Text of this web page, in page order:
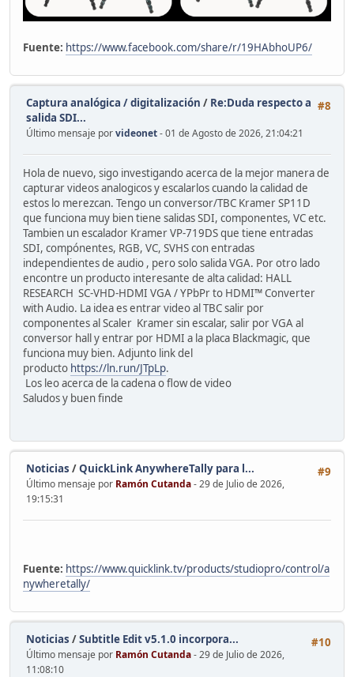
Fuente: https://www.facebook.com/share/r/19HAbhoUP6/
#8
Captura analógica / digitalización / Re:Duda respecto a
salida SDI...
Último mensaje porvideonet- 01 de Agosto de 2026, 21:04:21
Hola de nuevo, sigo investigando acerca de la mejor manera de
capturar videos analogicos y escalarlos cuando la calidad de
estos lo merezcan. Tengo un conversor/TBC Kramer SP11D
que funciona muy bien tiene salidas SDI, componentes, VC etc.
Tambien un escalador Kramer VP-719DS que tiene entradas
SDI, compónentes, RGB, VC, SVHS con entradas
independientes de audio , pero solo salida VGA. Por otro lado
encontre un producto interesante de alta calidad: HALL
RESEARCH SC-VHD-HDMI VGA / YPbPr to HDMI™ Converter
with Audio. La idea es entrar video al TBC salir por
componentes al Scaler Kramer sin escalar, salir por VGA al
conversor hall y entrar por HDMI a la placa Blackmagic, que
funciona muy bien. Adjunto link del
producto https://ln.run/JTpLp.
Los leo acerca de la cadena o flow de video
Saludos y buen finde
#9
Noticias /QuickLink AnywhereTally para l...
Último mensaje por Ramón Cutanda- 29 de Julio de 2026,
19:15:31
Fuente: https://www.quicklink.tv/products/studiopro/control/a
nywheretally/
#10
Noticias /Subtitle Edit v5.1.0 incorpora...
Último mensaje por Ramón Cutanda- 29 de Julio de 2026,
11:08:10